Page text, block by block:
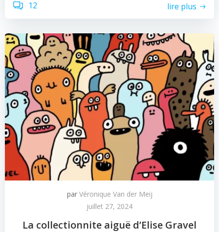
12 lire plus
par Véronique Van der Meij
juillet 27, 2024
La collectionnite aiguë d’Elise Gravel